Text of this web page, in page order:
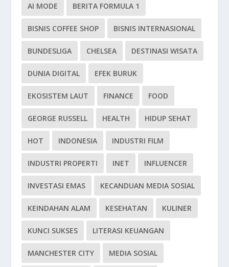
AI MODE BERITA FORMULA 1
BISNIS COFFEE SHOP BISNIS INTERNASIONAL
BUNDESLIGA CHELSEA DESTINASI WISATA
DUNIA DIGITAL EFEK BURUK
EKOSISTEM LAUT FINANCE FOOD
GEORGE RUSSELL HEALTH HIDUP SEHAT
HOT INDONESIA INDUSTRI FILM
INDUSTRI PROPERTI INET INFLUENCER
INVESTASI EMAS KECANDUAN MEDIA SOSIAL
KEINDAHAN ALAM KESEHATAN KULINER
KUNCI SUKSES LITERASI KEUANGAN
MANCHESTER CITY MEDIA SOSIAL